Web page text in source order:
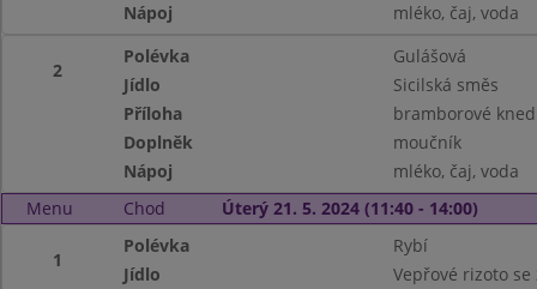
Nápoj
mléko, čaj, voda
2
Polévka
Gulášová
Jídlo
Sicilská směs
Příloha
bramborové
Doplněk
moučník
Nápoj
mléko, čaj, voda
Menu
Chod Úterý 21. 5. 2024 (11:40 - 14:00)
1
Polévka
Rybí
Jídlo
Vepřové rizoto